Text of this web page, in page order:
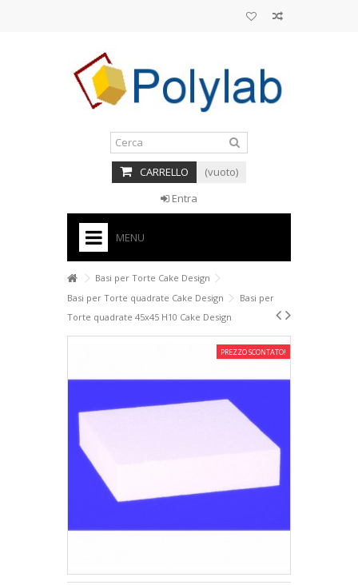
CARRELLO
(vuoto)
Entra
MENU
HOME
+
BASI PER TORTE CAKE DESIGN
+
CORNICI
HOBBISTICA
+
FERRAMENTA
CUBI IMBALLAGGIO
Basi per Torte Cake Design
Basi per Torte quadrate Cake Design
Basi per
Torte quadrate 45x45 H10 Cake Design
PREZZO SCONTATO!